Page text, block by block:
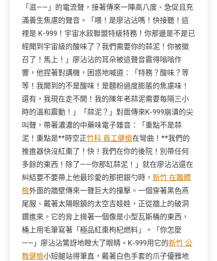
「滋——」的電流聲，接著傳來一陣高八度、急促且充
滿養生焦慮的聲音。「喂！是廖沾沾嗎！快接聽！這
裡是 K-999！宇宙水餃聯盟特級特務！你那邊是不是已
經聞到宇宙級的酸味了？我們需要你的蒜泥！你被徵
召了！馬上！」廖沾沾的耳朵被這聲音震得嗡嗡作
響，他捏著對講機，困惑地喊道：「特務？酸味？等
等！我聞到的不是酸味！是麵粉過度膨脹的焦慮味！
還有，我現在走不開！我的陳年老蒜泥需要每隔三小
時的溫和震動！」「蒜泥？」對面傳來K-999崩潰的尖
叫聲，帶著濃濃的中藥味電子雜音：「重點不是蒜
泥！重點是**時空正竹科 員工健檢在彎曲！**我們的
推進器快沒紅棗了！快！我們在你的後院！別帶任何
多餘的東西！除了——你那缸蒜泥！」就在廖沾沾還在
糾結要不要帶上他最珍愛的那把銀勺時， 新竹 在職體
檢外面的牆壁傳來一聲巨大的撞擊。一個穿著黑色燕
尾服、戴著太陽眼鏡的太空吉娃娃，正從牆上的破洞
鑽進來。它的背上揹著一個像是小型瓦斯桶的東西，
桶上用毛筆寫著「極品紅棗枸杞燃料」。「你怎麼
——」廖沾沾驚訝地瞪大了眼睛。K-999用它的新竹 公
教健檢小短腿站得筆直，戴著白色手套的爪子優雅地